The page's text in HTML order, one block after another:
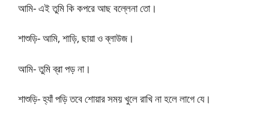
আমি- এই তুমি কি কপরে আছ বল্লেনা তো।
শাশুড়ি- আমি, শাড়ি, ছায়া ও ব্লাউজ।
আমি- তুমি ব্রা পড় না।
শাশুড়ি- হ্যাঁ পড়ি তবে শোয়ার সময় খুলে রাখি না হলে লাগে যে।